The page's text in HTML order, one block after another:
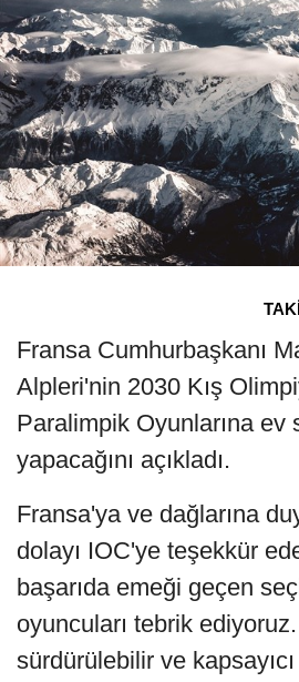
Fransa Cumhurbaşkanı
Alpleri'nin 2030 Kış
Paralimpik Oyunlarına ev
yapacağını açıkladı.
Fransa'ya ve dağlarına
dolayı IOC'ye teşekkür
başarıda emeği geçen
oyuncuları tebrik
sürdürülebilir ve